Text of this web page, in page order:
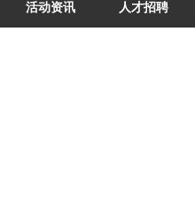
活动资讯 人才招聘